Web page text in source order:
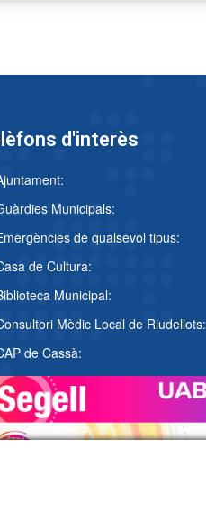
d'interès
Municipals:
de qualsevol tipus:
de Cultura:
Municipal:
Mèdic Local de Riudellots:
de Cassà: